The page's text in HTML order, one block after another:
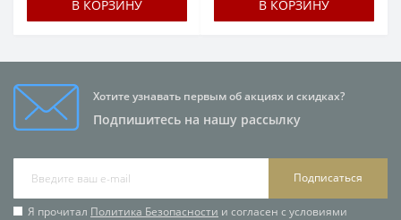
В КОРЗИНУ В КОРЗИНУ
Хотите узнавать первым об акциях и скидках?
Подпишитесь на нашу рассылку
Подписаться
Я прочитал Политика Безопасности и согласен с условиями